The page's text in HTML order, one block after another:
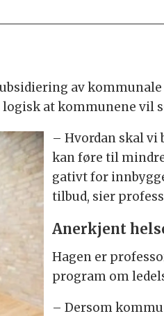
av
at kom­mu­ne­ne vil
– Hvor­dan skal vi
kan føre til
ga­tivt for
til­bud, sier
Aner­kjent
Hagen er
pro­gram om
– Der­som